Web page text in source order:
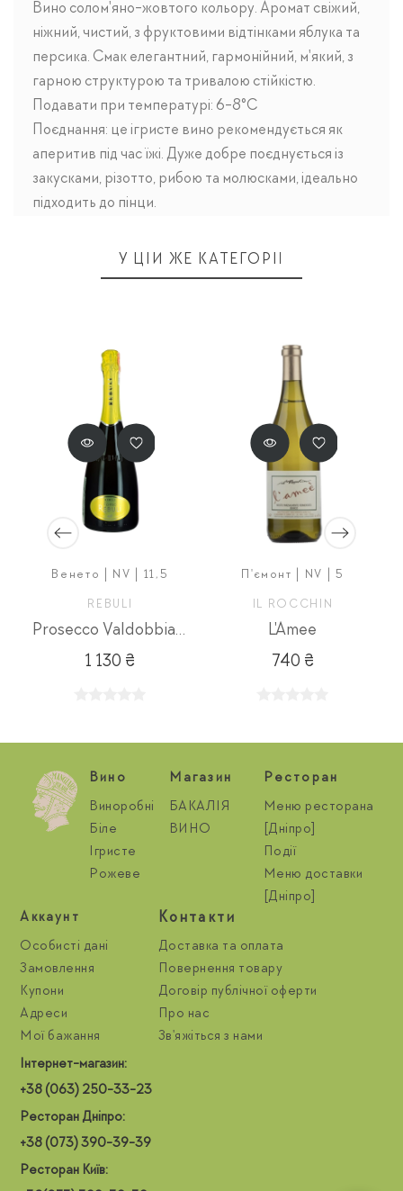
Вино солом'яно-жовтого кольору. Аромат свіжий,
ніжний, чистий, з фруктовими відтінками яблука та
персика. Смак елегантний, гармонійний, м'який, з
гарною структурою та тривалою стійкістю.
Подавати при температурі: 6-8°C
Поєднання: це ігристе вино рекомендується як
аперитив під час їжі. Дуже добре поєднується із
закусками, різотто, рибою та молюсками, ідеально
підходить до пінци.
У ЦІЙ ЖЕ КАТЕГОРІЇ
Венето | NV | 11,5
REBULI
Prosecco Valdobbiadene Rive Fonso
1 130 ₴
П'ємонт | NV | 5
IL ROCCHIN
L'Amee
740 ₴
Вино
Виноробні
Біле
Ігристе
Рожеве
Магазин
БАКАЛІЯ
ВИНО
Ресторан
Меню ресторана
[Дніпро]
Події
Меню доставки
[Дніпро]
Aккаунт
Особисті дані
Замовлення
Купони
Адреси
Мої бажання
Контакти
Доставка та оплата
Повернення товару
Договір публічної оферти
Про нас
Зв'яжіться з нами
Інтернет-магазин:
+38 (063) 250-33-23
Ресторан Дніпро:
+38 (073) 390-39-39
Ресторан Київ: